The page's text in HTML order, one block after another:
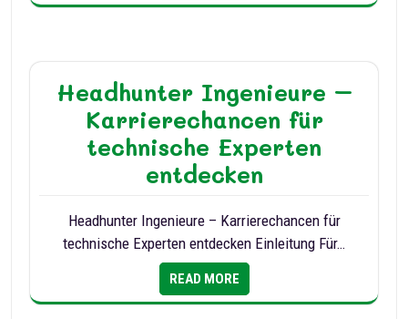
Headhunter Ingenieure –
Karrierechancen für
technische Experten
entdecken
Headhunter Ingenieure – Karrierechancen für
technische Experten entdecken Einleitung Für…
READ MORE